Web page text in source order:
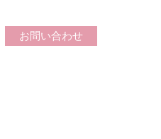
お問い合わせ